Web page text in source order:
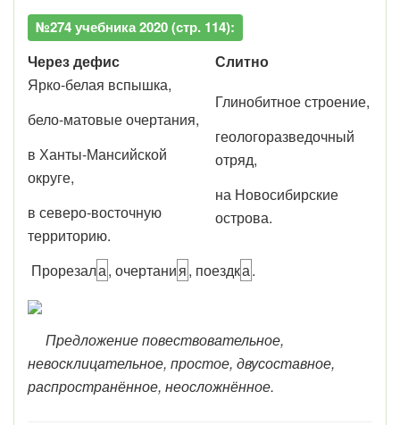
№274 учебника 2020 (стр. 114):
Через дефис
Слитно
Ярко-белая вспышка,
бело-матовые очертания,
в Ханты-Мансийской
округе,
в северо-восточную
территорию.
Глинобитное строение,
геологоразведочный
отряд,
на Новосибирские
острова.
Прорезала, очертания, поездка.
Предложение повествовательное,
невосклицательное, простое, двусоставное,
распространённое, неосложнённое.